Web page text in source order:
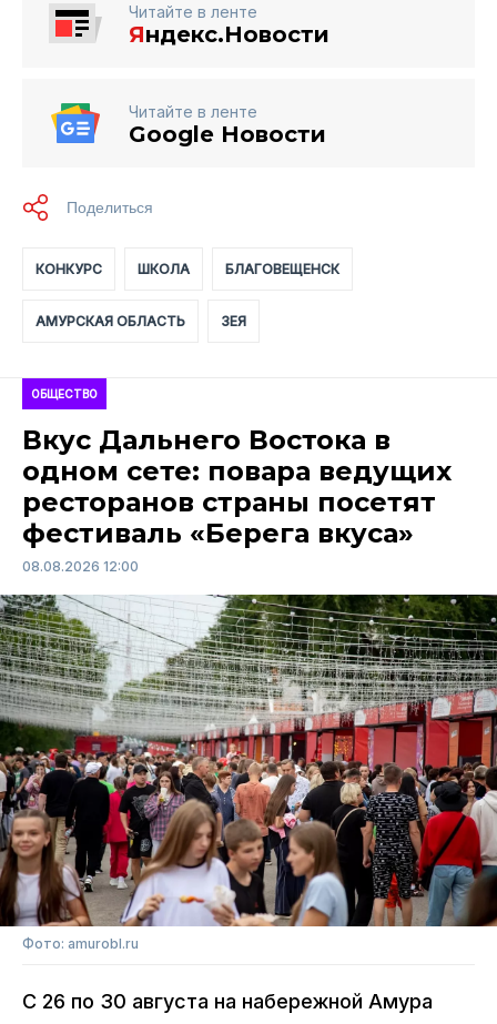
Читайте в ленте
Яндекс.Новости
Читайте в ленте
Google Новости
КОНКУРС ШКОЛА БЛАГОВЕЩЕНСК
АМУРСКАЯ ОБЛАСТЬ ЗЕЯ
ОБЩЕСТВО
Вкус Дальнего Востока в
одном сете: повара ведущих
ресторанов страны посетят
фестиваль «Берега вкуса»
08.08.2026 12:00
Фото: amurobl.ru
С 26 по 30 августа на набережной Амура